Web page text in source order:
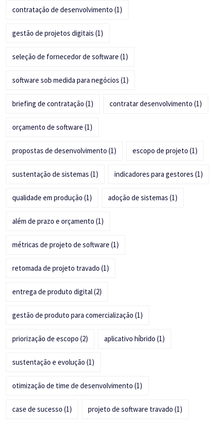
contratação de desenvolvimento (1)
gestão de projetos digitais (1)
seleção de fornecedor de software (1)
software sob medida para negócios (1)
briefing de contratação (1) contratar desenvolvimento (1)
orçamento de software (1)
propostas de desenvolvimento (1) escopo de projeto (1)
sustentação de sistemas (1) indicadores para gestores (1)
qualidade em produção (1) adoção de sistemas (1)
além de prazo e orçamento (1)
métricas de projeto de software (1)
retomada de projeto travado (1)
entrega de produto digital(2)
gestão de produto para comercialização (1)
priorização de escopo (2) aplicativo híbrido (1)
sustentação e evolução (1)
otimização de time de desenvolvimento (1)
case de sucesso (1) projeto de software travado (1)